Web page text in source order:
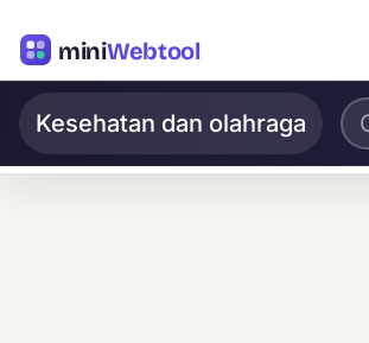
miniWebtool
Kesehatan dan olahraga